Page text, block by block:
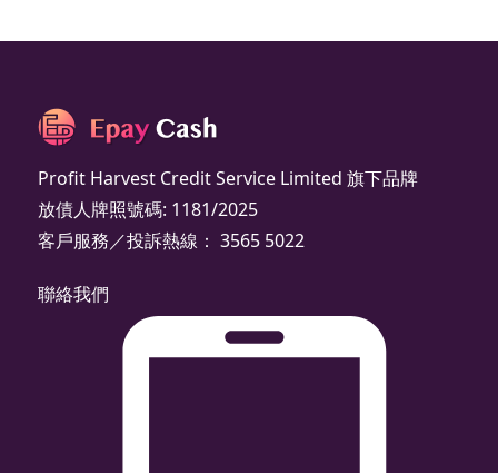
Profit Harvest Credit Service Limited 旗下品牌
放債人牌照號碼: 1181/2025
客戶服務／投訴熱線： 3565 5022
聯絡我們